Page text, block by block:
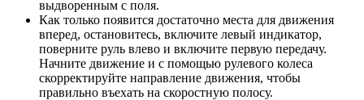
выдворенным с поля.
Как только появится достаточно места для движения
вперед, остановитесь, включите левый индикатор,
поверните руль влево и включите первую передачу.
Начните движение и с помощью рулевого колеса
скорректируйте направление движения, чтобы
правильно въехать на скоростную полосу.